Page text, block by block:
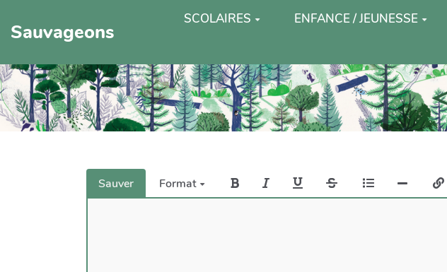
Sauvageons
SCOLAIRES ENFANCE / JEUNESSE
Sauver Format